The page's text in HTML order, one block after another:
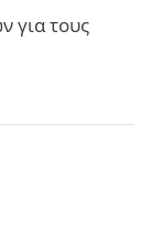
για τους